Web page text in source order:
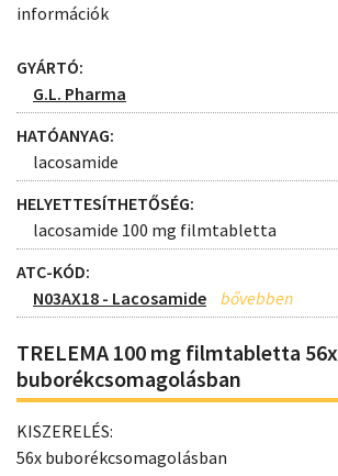
információk
GYÁRTÓ:
G.L. Pharma
HATÓANYAG:
lacosamide
HELYETTESÍTHETŐSÉG:
lacosamide 100 mg filmtabletta
ATC-KÓD:
N03AX18 - Lacosamide
TRELEMA 100 mg filmtabletta 56x
buborékcsomagolásban
KISZERELÉS:
56x buborékcsomagolásban